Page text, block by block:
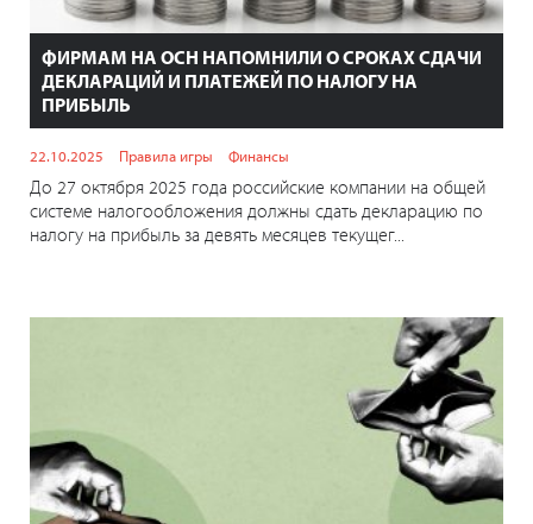
ФИРМАМ НА ОСН НАПОМНИЛИ О СРОКАХ СДАЧИ
ДЕКЛАРАЦИЙ И ПЛАТЕЖЕЙ ПО НАЛОГУ НА
ПРИБЫЛЬ
22.10.2025 Правила игры Финансы
До 27 октября 2025 года российские компании на общей
системе налогообложения должны сдать декларацию по
налогу на прибыль за девять месяцев текущег...